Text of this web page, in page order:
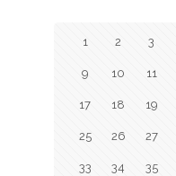
1 2 3
9 10 11
17 18 19
25 26 27
33 34 35